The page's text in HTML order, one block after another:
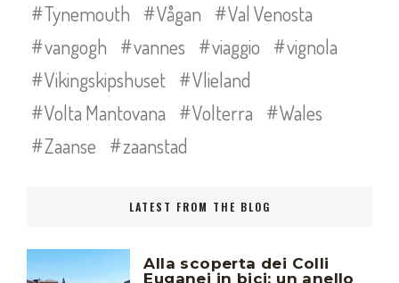
Tynemouth
Vågan
Val Venosta
vangogh
vannes viaggio
vignola
Vikingskipshuset
Vlieland
Volta Mantovana
Volterra
Wales
Zaanse
zaanstad
LATEST FROM THE BLOG
Alla scoperta dei Colli
Euganei in bici: un anello